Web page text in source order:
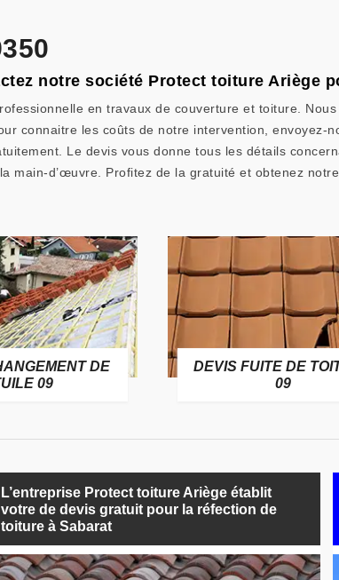
notre société Protect toiture Ariège
en travaux de couverture et toiture.
connaitre les coûts de notre intervention, envoyez-
Le devis vous donne tous les détails
main-d’œuvre. Profitez de la gratuité et obtenez
DE
09
DEVIS FUITE DE
09
L’entreprise Protect toiture Ariège établit
votre de devis gratuit pour la réfection de
toiture à Sabarat